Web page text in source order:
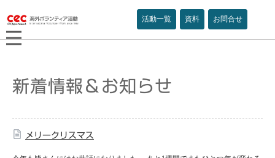
活動一覧 資料 お問合せ
新着情報＆お知らせ
メリークリスマス